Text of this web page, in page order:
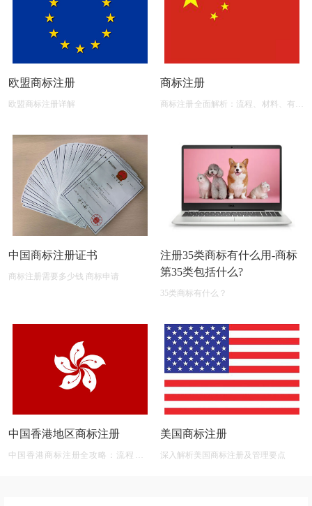
欧盟商标注册
欧盟商标注册详解
商标注册
商标注册全面解析：流程、材料、有效
中国商标注册证书
商标注册需要多少钱 商标申请
注册35类商标有什么用-商标
第35类包括什么?
35类商标有什么？
中国香港地区商标注册
中国香港商标注册全攻略：流程、材
美国商标注册
深入解析美国商标注册及管理要点